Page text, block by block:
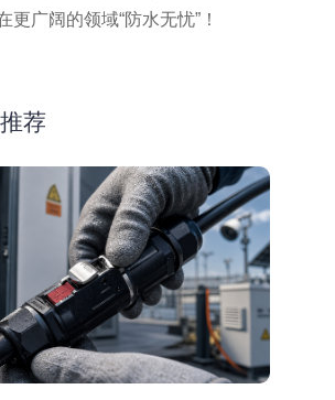
更广阔的领域“防水无忧”！
荐